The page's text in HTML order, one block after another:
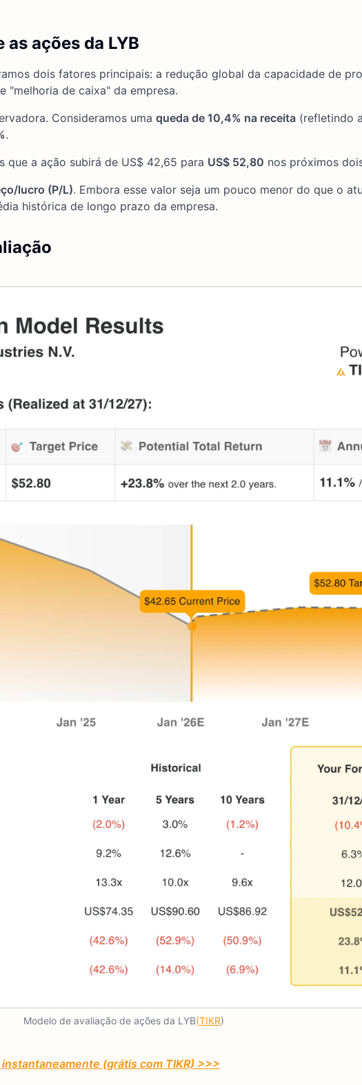
ações da LYB
dois fatores principais: a redução global da capacidade de
"melhoria de caixa" da empresa.
Consideramos uma queda de 10,4% na receita (refletindo
.
que a ação subirá de US$ 42,65 para US$ 52,80 nos próximos
lucro (P/L). Embora esse valor seja um pouco menor do que o
histórica de longo prazo da empresa.
Modelo de avaliação de ações da LYB(TIKR)
(grátis com TIKR) >>>